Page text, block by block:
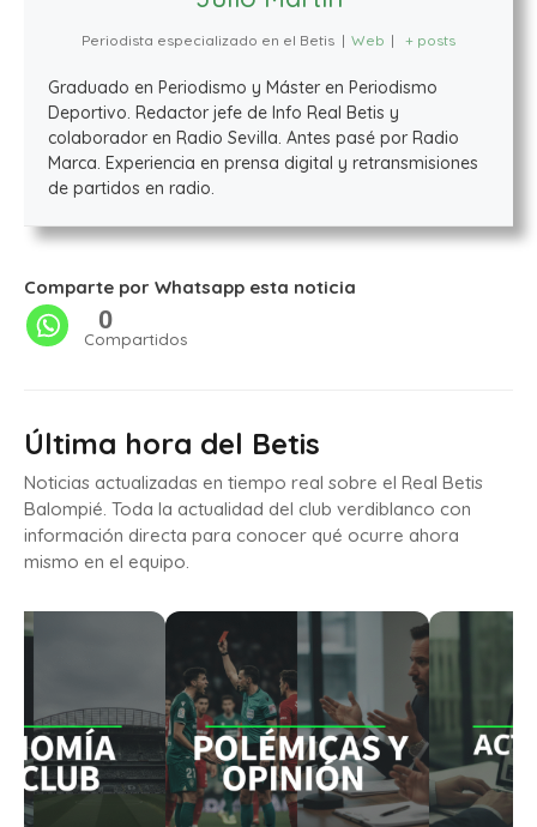
Periodista especializado en el Betis | Web | + posts
Graduado en Periodismo y Máster en Periodismo
Deportivo. Redactor jefe de Info Real Betis y
colaborador en Radio Sevilla. Antes pasé por Radio
Marca. Experiencia en prensa digital y retransmisiones
de partidos en radio.
Comparte por Whatsapp esta noticia
0
Compartidos
Última hora del Betis
Noticias actualizadas en tiempo real sobre el Real Betis
Balompié. Toda la actualidad del club verdiblanco con
información directa para conocer qué ocurre ahora
mismo en el equipo.